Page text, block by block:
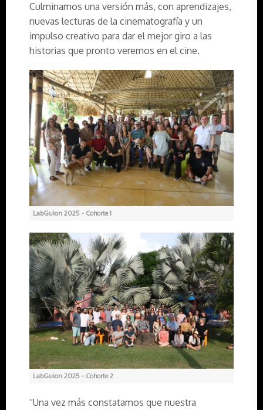
Culminamos una versión más, con aprendizajes,
nuevas lecturas de la cinematografía y un
impulso creativo para dar el mejor giro a las
historias que pronto veremos en el cine.
LabGuion 2025 - Cohorte 1
LabGuion 2025 - Cohorte 2
“Una vez más constatamos que nuestra